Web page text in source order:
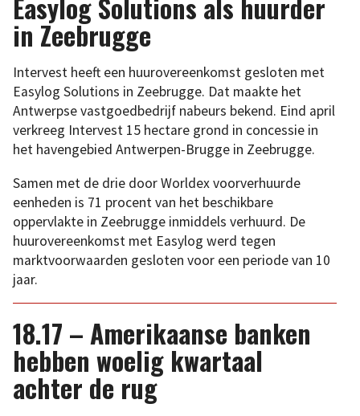
in Zeebrugge
Intervest heeft een huurovereenkomst gesloten met
Easylog Solutions in Zeebrugge. Dat maakte het
Antwerpse vastgoedbedrijf nabeurs bekend. Eind april
verkreeg Intervest 15 hectare grond in concessie in
het havengebied Antwerpen-Brugge in Zeebrugge.
Samen met de drie door Worldex voorverhuurde
eenheden is 71 procent van het beschikbare
oppervlakte in Zeebrugge inmiddels verhuurd. De
huurovereenkomst met Easylog werd tegen
marktvoorwaarden gesloten voor een periode van 10
jaar.
18.17 – Amerikaanse banken
hebben woelig kwartaal
achter de rug